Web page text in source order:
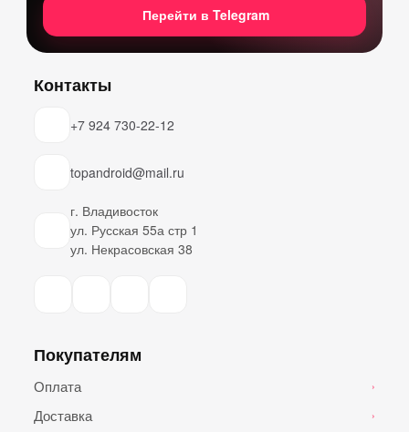
Перейти в Telegram
Контакты
+7 924 730-22-12
topandroid@mail.ru
г. Владивосток
ул. Русская 55а стр 1
ул. Некрасовская 38
Покупателям
Оплата ›
Доставка ›